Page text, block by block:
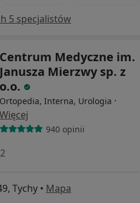
5 specjalistów
Centrum Medyczne im.
Janusza Mierzwy sp. z
o.o.
Ortopedia, Interna, Urologia ·
Więcej
940 opinii
Tychy • Mapa